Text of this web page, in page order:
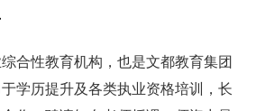
合性教育机构，也是文都教育集团
学历提升及各类执业资格培训，长